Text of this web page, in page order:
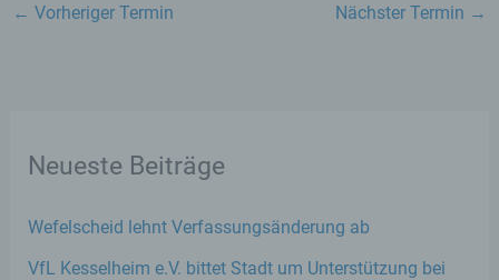
← Vorheriger Termin Nächster Termin →
Neueste Beiträge
Wefelscheid lehnt Verfassungsänderung ab
VfL Kesselheim e.V. bittet Stadt um Unterstützung bei